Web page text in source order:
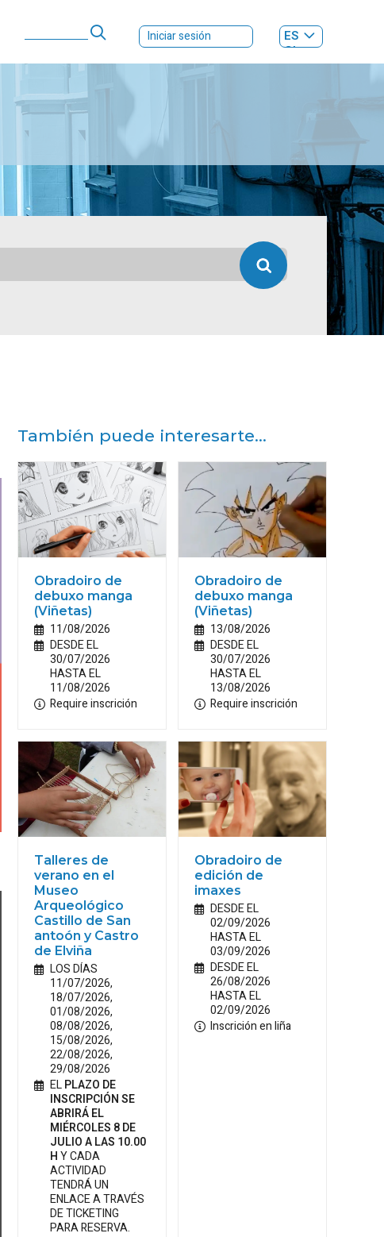
Iniciar sesión
ES
GL
También puede interesarte...
Obradoiro de
debuxo manga
(Viñetas)
11/08/2026
DESDE EL
30/07/2026
HASTA EL
11/08/2026
Require inscrición
Obradoiro de
debuxo manga
(Viñetas)
13/08/2026
DESDE EL
30/07/2026
HASTA EL
13/08/2026
Require inscrición
Talleres de
verano en el
Museo
Arqueológico
Castillo de San
antoón y Castro
de Elviña
LOS DÍAS
11/07/2026,
18/07/2026,
01/08/2026,
08/08/2026,
15/08/2026,
22/08/2026,
29/08/2026
ELPLAZO DE
INSCRIPCIÓN SE
ABRIRÁ EL
MIÉRCOLES 8 DE
JULIO A LAS 10.00
HY CADA
ACTIVIDAD
TENDRÁ UN
ENLACE A TRAVÉS
DE TICKETING
PARA RESERVA.
Obradoiro de
edición de
imaxes
DESDE EL
02/09/2026
HASTA EL
03/09/2026
DESDE EL
26/08/2026
HASTA EL
02/09/2026
Inscrición en liña